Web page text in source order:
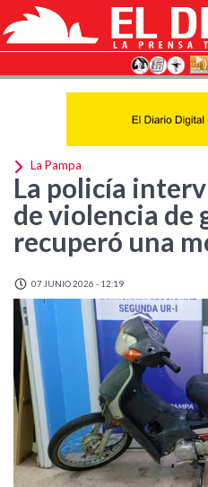
La Pampa
La policía
de violencia de
recuperó una
07 JUNIO 2026 - 12:19